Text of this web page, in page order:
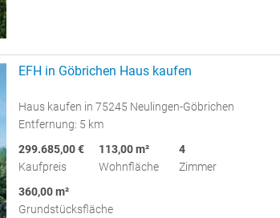
EFH in Göbrichen Haus kaufen
Haus kaufen in 75245 Neulingen-Göbrichen
Entfernung: 5 km
299.685,00 €
Kaufpreis
113,00 m²
Wohnfläche
4
Zimmer
360,00 m²
Grundstücksfläche